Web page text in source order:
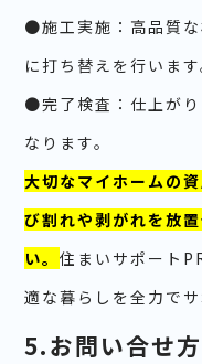
●施工実施：高品質
に打ち替えを行います
●完了検査：仕上が
なります。
大切なマイホームの
び割れや剥がれを放
い。住まいサポート
適な暮らしを全力で
5.お問い合せ